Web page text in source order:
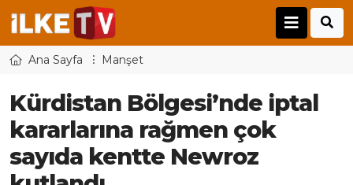
Ana Sayfa Manşet
Kürdistan Bölgesi’nde iptal
kararlarına rağmen çok
sayıda kentte Newroz